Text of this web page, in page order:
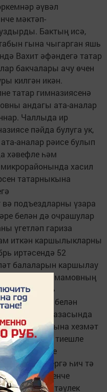
әүвәл
мәктәп-
Бактың исә,
гына чыгарган яшь
Вахит әфәндегә татар
бакчалары ачу өчен
килгән икән.
татар гимназиясенә
андагы ата-аналар
Чаллыда ир
пәйда булуга ук,
аналар рәисе булып
хәвефле һәм
хасил
татарныкына
вә подъездларны үзара
белән дә очрашулар
үгетләп гариза
иткән каршылыкларны
иртәсендә 52
балаларын каршылау
Югыйсә, В.Имамовның
ул «КамАЗ»
Н.Бех белән
базасында
шәһәр халкына хезмәт
«генерал» тиешле
хезмәте
китерергә һич тә
янына дүртенче
гына, ике тәүлек